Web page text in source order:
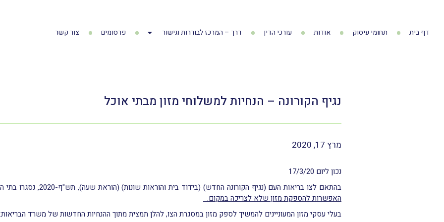
דף בית תחומי עיסוק אודות עורכי הדין דרך – המרכז לבוררות וגישור פרסומים צור קשר
נגיף הקורונה – הנחיות למשלוחי מזון מבתי אוכל
מרץ 17, 2020
נכון ליום 17/3/20
בהתאם לצו בריאות העם (נגיף הקורונה החדש) (בידוד בית והוראות שונות) (הוראת שעה), תש"ף-2020, נסגרו בתי האוכל (מסעדות ועסקי מזון שונים)
האפשרות להספקת מזון שלא לצריכה במקום.
בעלי עסקי מזון המעוניינים להמשיך לספק מזון במסגרת הצו, להלן תמצית מתוך ההנחיות החדשות של משרד הבריאות: